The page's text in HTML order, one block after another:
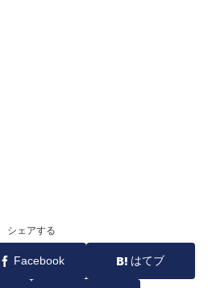
シェアする
Facebook はてブ